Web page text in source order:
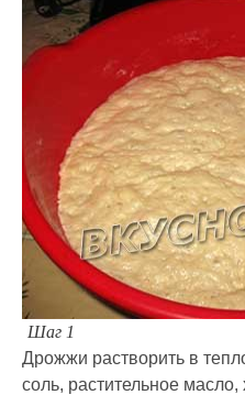
Шаг 1
Дрожжи растворить в
соль, растительное